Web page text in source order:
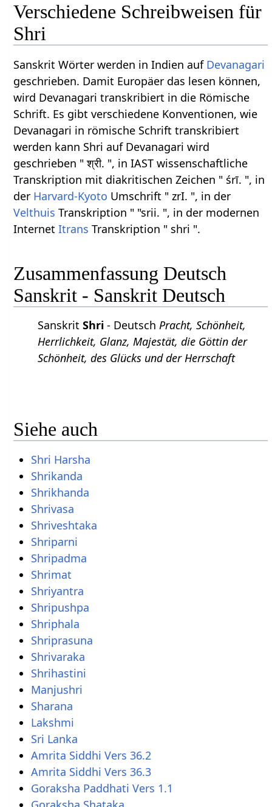
Verschiedene Schreibweisen für
Shri
Sanskrit Wörter werden in Indien auf Devanagari
geschrieben. Damit Europäer das lesen können,
wird Devanagari transkribiert in die Römische
Schrift. Es gibt verschiedene Konventionen, wie
Devanagari in römische Schrift transkribiert
werden kann Shri auf Devanagari wird
geschrieben " श्री. ", in IAST wissenschaftliche
Transkription mit diakritischen Zeichen " śrī. ", in
der Harvard-Kyoto Umschrift " zrI. ", in der
Velthuis Transkription " "srii. ", in der modernen
InternetItrans Transkription " shri ".
Zusammenfassung Deutsch
Sanskrit - Sanskrit Deutsch
SanskritShri - DeutschPracht, Schönheit,
Herrlichkeit, Glanz, Majestät, die Göttin der
Schönheit, des Glücks und der Herrschaft
Siehe auch
Shri Harsha
Shrikanda
Shrikhanda
Shrivasa
Shriveshtaka
Shriparni
Shripadma
Shrimat
Shriyantra
Shripushpa
Shriphala
Shriprasuna
Shrivaraka
Shrihastini
Manjushri
Sharana
Lakshmi
Sri Lanka
Amrita Siddhi Vers 36.2
Amrita Siddhi Vers 36.3
Goraksha Paddhati Vers 1.1